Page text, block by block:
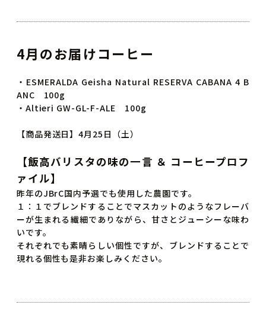
4月のお届けコーヒー
・ESMERALDA Geisha Natural RESERVA CABANA 4 B
ANC 100g
・Altieri GW-GL-F-ALE 100g
【商品発送日】4月25日（土）
【飯高バリスタの味の一言 ＆ コーヒープロフ
ァイル】
昨年のJBrC国内予選でも使用した農園です。
１：１でブレンドすることでマスカットのようなフレーバ
ーが生まれる繊細でありながら、甘さとジューシーな味わ
いです。
それぞれでも素晴らしい個性ですが、ブレンドすることで
現れる個性も是非お楽しみください。